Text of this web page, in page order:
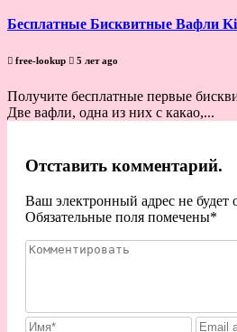
Бесплатные Бисквитные Вафли
free-lookup 5 лет ago
Получите бесплатные первые
Две вафли, одна из них с какао,...
Отставить комментарий.
Ваш электронный адрес не будет
Обязательные поля помечены*